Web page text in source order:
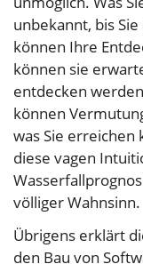
unbekannt, bis
können Ihre
können sie
entdecken
können
was Sie erreichen
diese vagen
völliger Wahnsinn.
Übrigens erklärt
den Bau von